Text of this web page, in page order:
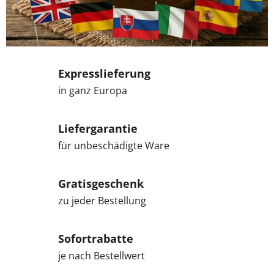
u
–
Expresslieferung
in ganz Europa
Liefergarantie
für unbeschädigte Ware
Gratisgeschenk
zu jeder Bestellung
Sofortrabatte
je nach Bestellwert